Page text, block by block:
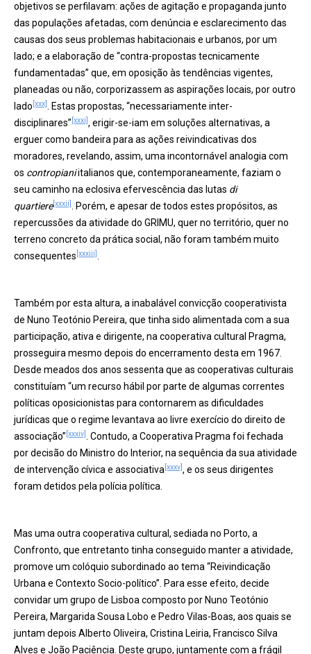
objetivos se perfilavam: ações de agitação e propaganda junto
das populações afetadas, com denúncia e esclarecimento das
causas dos seus problemas habitacionais e urbanos, por um
lado; e a elaboração de “contra-propostas tecnicamente
fundamentadas” que, em oposição às tendências vigentes,
planeadas ou não, corporizassem as aspirações locais, por outro
lado [xxx]
. Estas propostas, “necessariamente inter-
disciplinares” [xxxi], erigir-se-iam em soluções alternativas, a
erguer como bandeira para as ações reivindicativas dos
moradores, revelando, assim, uma incontornável analogia com
os contropianiitalianos que, contemporaneamente, faziam o
seu caminho na eclosiva efervescência das lutas di
quartiere[xxxii]
. Porém, e apesar de todos estes propósitos, as
repercussões da atividade do GRIMU, quer no território, quer no
terreno concreto da prática social, não foram também muito
consequentes [xxxiii]
Também por esta altura, a inabalável convicção cooperativista
de Nuno Teotónio Pereira, que tinha sido alimentada com a sua
participação, ativa e dirigente, na cooperativa cultural Pragma,
prosseguira mesmo depois do encerramento desta em 1967.
Desde meados dos anos sessenta que as cooperativas culturais
constituíam “um recurso hábil por parte de algumas correntes
políticas oposicionistas para contornarem as dificuldades
jurídicas que o regime levantava ao livre exercício do direito de
associação” [xxxiv]
. Contudo, a Cooperativa Pragma foi fechada
por decisão do Ministro do Interior, na sequência da sua atividade
de intervenção cívica e associativa [xxxv], e os seus dirigentes
foram detidos pela polícia política.
Mas uma outra cooperativa cultural, sediada no Porto, a
Confronto, que entretanto tinha conseguido manter a atividade,
promove um colóquio subordinado ao tema “Reivindicação
Urbana e Contexto Socio-político”. Para esse efeito, decide
convidar um grupo de Lisboa composto por Nuno Teotónio
Pereira, Margarida Sousa Lobo e Pedro Vilas-Boas, aos quais se
juntam depois Alberto Oliveira, Cristina Leiria, Francisco Silva
Alves e João Paciência. Deste grupo, juntamente com a frágil